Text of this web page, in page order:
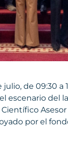
julio, de 09:30 a
escenario
por el